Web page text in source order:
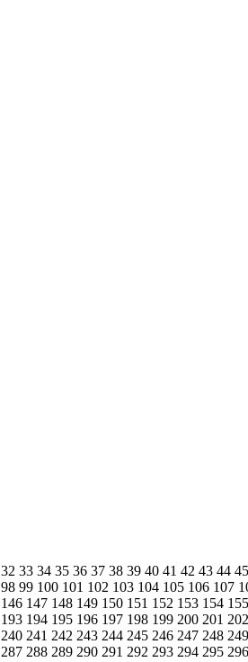
32 33 34 35 36 37 38 39 40 41 42 43 44 45
98 99 100 101 102 103 104 105 106 107
146 147 148 149 150 151 152 153 154 155
193 194 195 196 197 198 199 200 201 202
240 241 242 243 244 245 246 247 248 249
287 288 289 290 291 292 293 294 295 296